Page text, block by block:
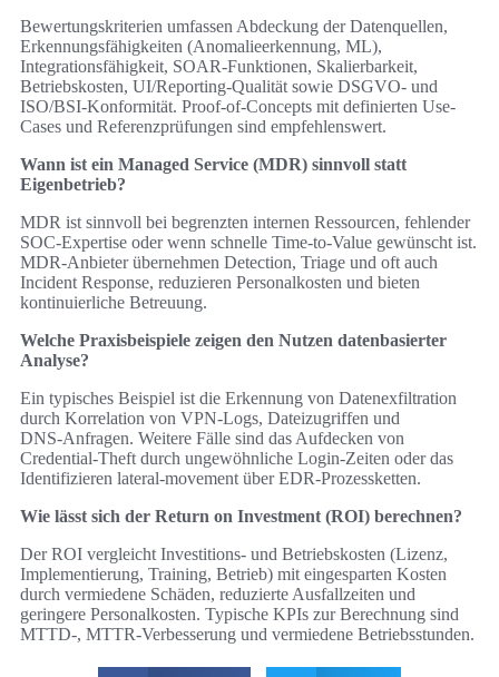
Bewertungskriterien umfassen Abdeckung der Datenquellen,
Erkennungsfähigkeiten (Anomalieerkennung, ML),
Integrationsfähigkeit, SOAR-Funktionen, Skalierbarkeit,
Betriebskosten, UI/Reporting-Qualität sowie DSGVO- und
ISO/BSI-Konformität. Proof-of-Concepts mit definierten Use-
Cases und Referenzprüfungen sind empfehlenswert.
Wann ist ein Managed Service (MDR) sinnvoll statt
Eigenbetrieb?
MDR ist sinnvoll bei begrenzten internen Ressourcen, fehlender
SOC‑Expertise oder wenn schnelle Time-to-Value gewünscht ist.
MDR-Anbieter übernehmen Detection, Triage und oft auch
Incident Response, reduzieren Personalkosten und bieten
kontinuierliche Betreuung.
Welche Praxisbeispiele zeigen den Nutzen datenbasierter
Analyse?
Ein typisches Beispiel ist die Erkennung von Datenexfiltration
durch Korrelation von VPN‑Logs, Dateizugriffen und
DNS‑Anfragen. Weitere Fälle sind das Aufdecken von
Credential‑Theft durch ungewöhnliche Login‑Zeiten oder das
Identifizieren lateral‑movement über EDR‑Prozessketten.
Wie lässt sich der Return on Investment (ROI) berechnen?
Der ROI vergleicht Investitions- und Betriebskosten (Lizenz,
Implementierung, Training, Betrieb) mit eingesparten Kosten
durch vermiedene Schäden, reduzierte Ausfallzeiten und
geringere Personalkosten. Typische KPIs zur Berechnung sind
MTTD-, MTTR‑Verbesserung und vermiedene Betriebsstunden.